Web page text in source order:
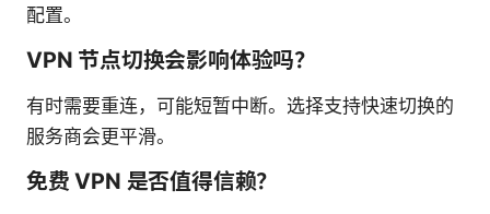
配置。
VPN 节点切换会影响体验吗？
有时需要重连，可能短暂中断。选择支持快速切换的
服务商会更平滑。
免费 VPN 是否值得信赖？